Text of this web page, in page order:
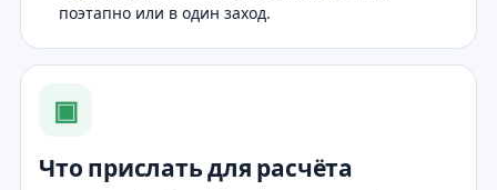
поэтапно или в один заход.
▣
Что прислать для расчёта